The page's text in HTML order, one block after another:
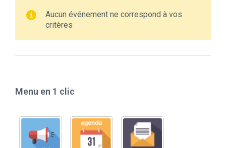
Aucun événement ne correspond à vos
critères
Menu en 1 clic